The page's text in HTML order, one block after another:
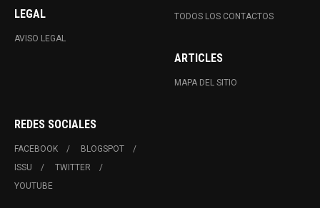
LEGAL
AVISO LEGAL
TODOS LOS CONTACTOS
ARTICLES
MAPA DEL SITIO
REDES SOCIALES
FACEBOOK
BLOGSPOT
ISSU
TWITTER
YOUTUBE